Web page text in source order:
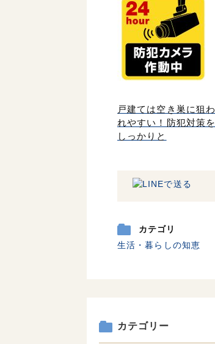
戸建ては空き巣に狙わ
れやすい！防犯対策を
しっかりと
カテゴリ
生活・暮らしの知恵
カテゴリー